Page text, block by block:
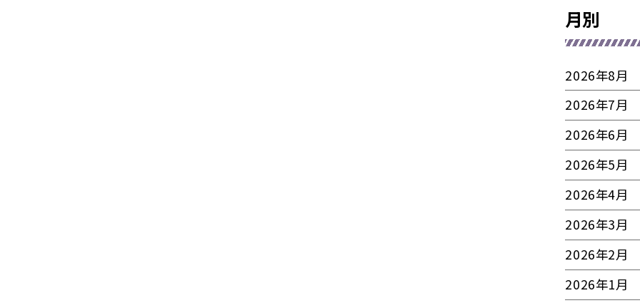
月別
2026年8月
2026年7月
2026年6月
2026年5月
2026年4月
2026年3月
2026年2月
2026年1月